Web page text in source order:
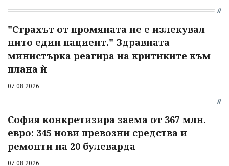
"Страхът от промяната не е излекувал
нито един пациент." Здравната
министърка реагира на критиките към
плана ѝ
07.08.2026
София конкретизира заема от 367 млн.
евро: 345 нови превозни средства и
ремонти на 20 булеварда
07.08.2026